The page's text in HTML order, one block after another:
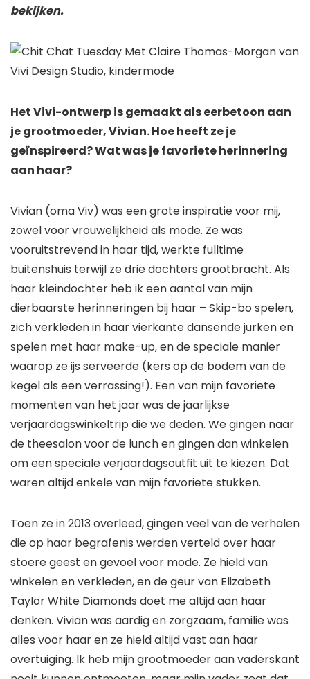
bekijken.
Het Vivi-ontwerp is gemaakt als eerbetoon aan
je grootmoeder, Vivian. Hoe heeft ze je
geïnspireerd? Wat was je favoriete herinnering
aan haar?
Vivian (oma Viv) was een grote inspiratie voor mij,
zowel voor vrouwelijkheid als mode. Ze was
vooruitstrevend in haar tijd, werkte fulltime
buitenshuis terwijl ze drie dochters grootbracht. Als
haar kleindochter heb ik een aantal van mijn
dierbaarste herinneringen bij haar – Skip-bo spelen,
zich verkleden in haar vierkante dansende jurken en
spelen met haar make-up, en de speciale manier
waarop ze ijs serveerde (kers op de bodem van de
kegel als een verrassing!). Een van mijn favoriete
momenten van het jaar was de jaarlijkse
verjaardagswinkeltrip die we deden. We gingen naar
de theesalon voor de lunch en gingen dan winkelen
om een ​​speciale verjaardagsoutfit uit te kiezen. Dat
waren altijd enkele van mijn favoriete stukken.
Toen ze in 2013 overleed, gingen veel van de verhalen
die op haar begrafenis werden verteld over haar
stoere geest en gevoel voor mode. Ze hield van
winkelen en verkleden, en de geur van Elizabeth
Taylor White Diamonds doet me altijd aan haar
denken. Vivian was aardig en zorgzaam, familie was
alles voor haar en ze hield altijd vast aan haar
overtuiging. Ik heb mijn grootmoeder aan vaderskant